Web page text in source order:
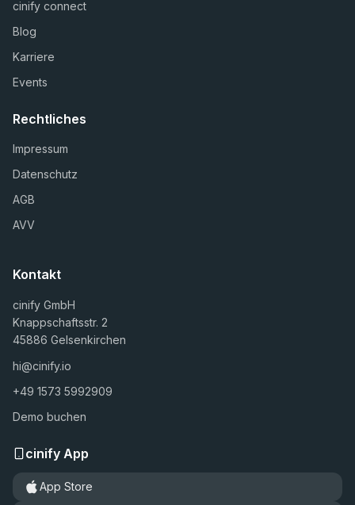
cinify connect
Blog
Karriere
Events
Rechtliches
Impressum
Datenschutz
AGB
AVV
Kontakt
cinify GmbH
Knappschaftsstr. 2
45886 Gelsenkirchen
hi@cinify.io
+49 1573 5992909
Demo buchen
cinify App
App Store